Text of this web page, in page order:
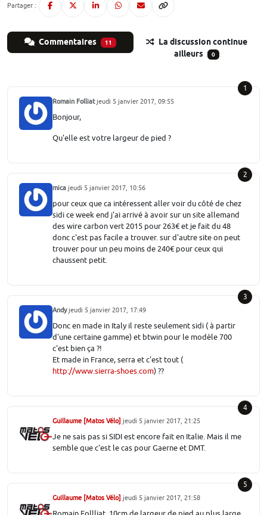
Partager :
Commentaires 11
La discussion continue
ailleurs
0
1
Romain Folliatjeudi 5 janvier 2017, 09:55
Bonjour,
Qu'elle est votre largeur de pied ?
2
mica jeudi 5 janvier 2017, 10:56
pour ceux que ca intéressent aller voir du côté de chez
sidi ce week end j'ai arrivé à avoir sur un site allemand
des wire carbon vert 2015 pour 263€ et je fait du 48
donc c'est pas facile a trouver. sur d'autre site on peut
trouver pour un peu moins de 240€ pour ceux qui
chaussent petit.
3
Andyjeudi 5 janvier 2017, 17:49
Donc en made in Italy il reste seulement sidi ( à partir
d'une certaine gamme) et btwin pour le modèle 700
c'est bien ça ?!
Et made in France, serra et c'est tout (
http://www.sierra-shoes.com) ??
4
Guillaume [Matos Vélo] jeudi 5 janvier 2017, 21:25
Je ne sais pas si SIDI est encore fait en Italie. Mais il me
semble que c'est le cas pour Gaerne et DMT.
5
Guillaume [Matos Vélo] jeudi 5 janvier 2017, 21:58